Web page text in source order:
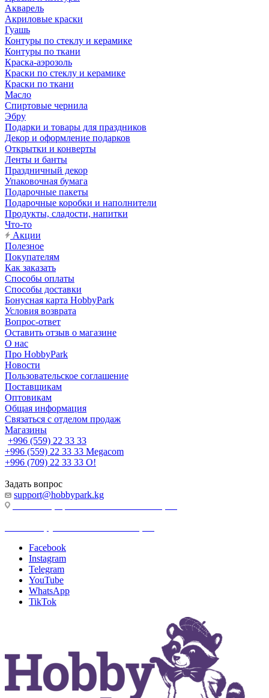
Акварель
Акриловые краски
Гуашь
Контуры по стеклу и керамике
Контуры по ткани
Краска-аэрозоль
Краски по стеклу и керамике
Краски по ткани
Масло
Спиртовые чернила
Эбру
Подарки и товары для праздников
Декор и оформление подарков
Открытки и конверты
Ленты и банты
Праздничный декор
Упаковочная бумага
Подарочные пакеты
Подарочные коробки и наполнители
Продукты, сладости, напитки
Что-то
Акции
Полезное
Покупателям
Как заказать
Способы оплаты
Способы доставки
Бонусная карта HobbyPark
Условия возврата
Вопрос-ответ
Оставить отзыв о магазине
О нас
Про HobbyPark
Новости
Пользовательское соглашение
Поставщикам
Оптовикам
Общая информация
Связаться с отделом продаж
Магазины
+996 (559) 22 33 33
+996 (559) 22 33 33 Megacom
+996 (709) 22 33 33 O!
Задать вопрос
support@hobbypark.kg
Facebook
Instagram
Telegram
YouTube
WhatsApp
TikTok